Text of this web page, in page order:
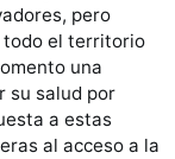
pero
todo el territorio
una
su salud por
a estas
al acceso a la